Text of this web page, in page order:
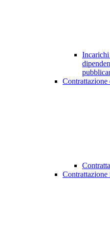
Contrattazione
Contrattazione